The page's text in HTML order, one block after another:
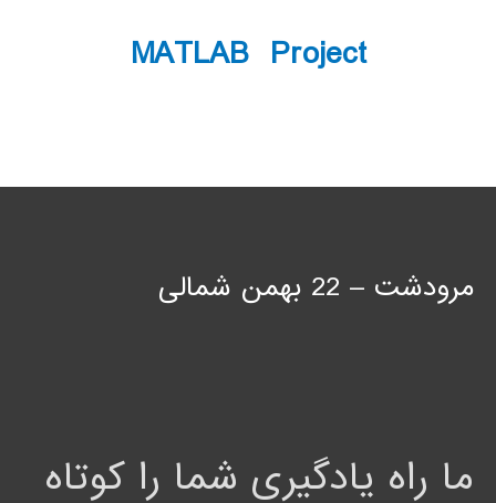
MATLAB Project
مرودشت – 22 بهمن شمالی
ما راه یادگیری شما را کوتاه